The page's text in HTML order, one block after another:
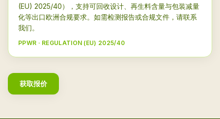
(EU) 2025/40），支持可回收设计、再生料含量与包装减量
化等出口欧洲合规要求。如需检测报告或合规文件，请联系
我们。
PPWR · REGULATION (EU) 2025/40
获取报价